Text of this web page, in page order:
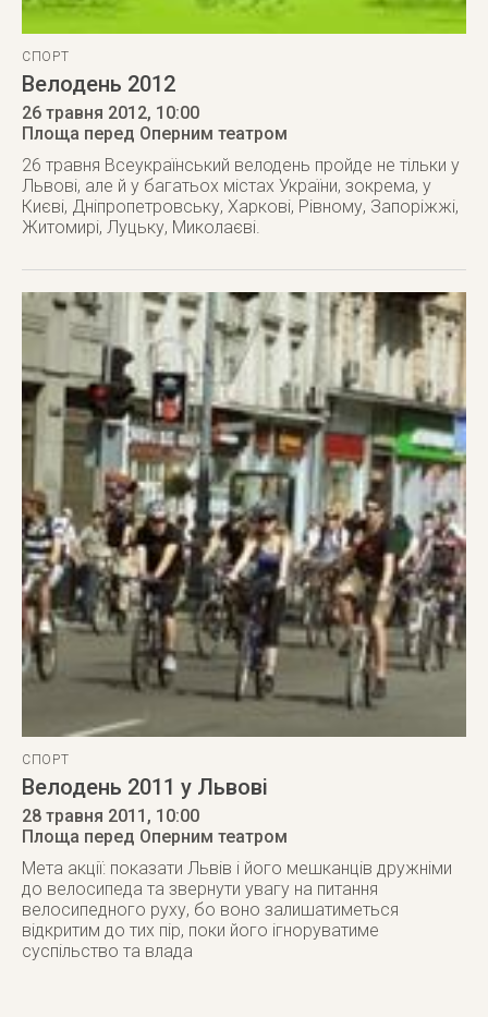
СПОРТ
Велодень 2012
26 травня 2012, 10:00
Площа перед Оперним театром
26 травня Всеукраїнський велодень пройде не тільки у
Львові, але й у багатьох містах України, зокрема, у
Києві, Дніпропетровську, Харкові, Рівному, Запоріжжі,
Житомирі, Луцьку, Миколаєві.
СПОРТ
Велодень 2011 у Львові
28 травня 2011 , 10:00
Площа перед Оперним театром
Мета акції: показати Львів і його мешканців дружніми
до велосипеда та звернути увагу на питання
велосипедного руху, бо воно залишатиметься
відкритим до тих пір, поки його ігноруватиме
суспільство та влада